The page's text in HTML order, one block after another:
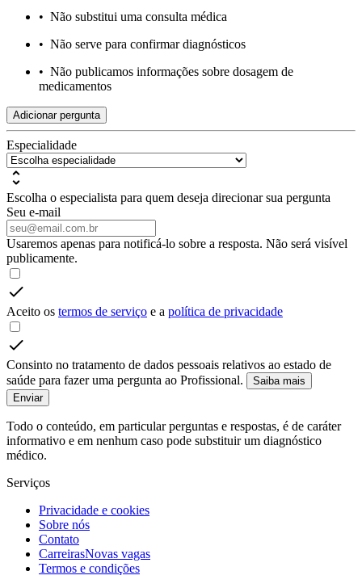
• Não substitui uma consulta médica
• Não serve para confirmar diagnósticos
• Não publicamos informações sobre dosagem de
medicamentos
Adicionar pergunta
Especialidade
Escolha o especialista para quem deseja direcionar sua pergunta
Seu e-mail
Usaremos apenas para notificá-lo sobre a resposta. Não será visível
publicamente.
Aceito os termos de serviço e a política de privacidade
Consinto no tratamento de dados pessoais relativos ao estado de
saúde para fazer uma pergunta ao Profissional.
Saiba mais
Enviar
Todo o conteúdo, em particular perguntas e respostas, é de caráter
informativo e em nenhum caso pode substituir um diagnóstico
médico.
Serviços
Privacidade e cookies
Sobre nós
Contato
CarreirasNovas vagas
Termos e condições